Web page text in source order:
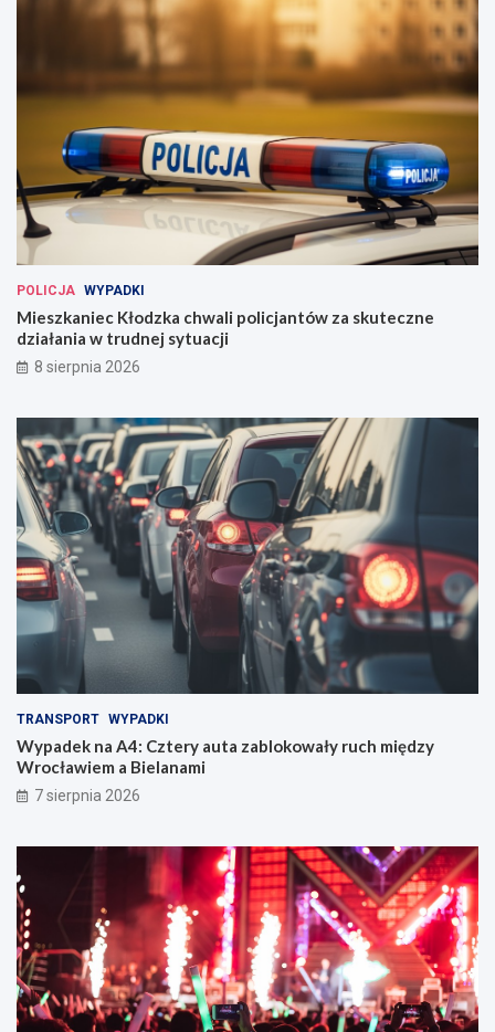
POLICJA WYPADKI
Mieszkaniec Kłodzka chwali policjantów za skuteczne
działania w trudnej sytuacji
8 sierpnia 2026
TRANSPORT WYPADKI
Wypadek na A4: Cztery auta zablokowały ruch między
Wrocławiem a Bielanami
7 sierpnia 2026